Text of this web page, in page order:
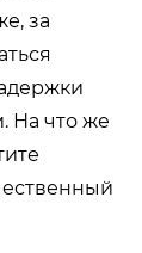
за
На что же